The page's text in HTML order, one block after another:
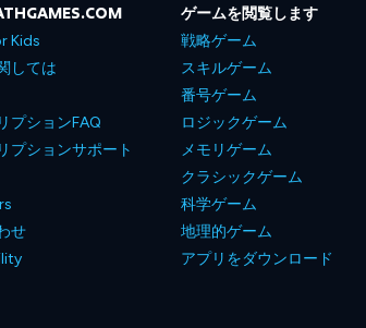
Kids
しては
プションFAQ
プションサポート
せ
ゲームを閲覧します
戦略ゲーム
スキルゲーム
番号ゲーム
ロジックゲーム
メモリゲーム
クラシックゲーム
科学ゲーム
地理的ゲーム
アプリをダウンロード